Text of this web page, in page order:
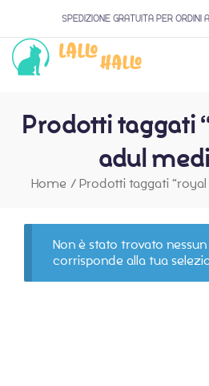
SPEDIZIONE GRATUITA PER ORDINI
Prodotti taggati
adul
Home / Prodotti taggati
Non è stato trovato
corrisponde alla tua